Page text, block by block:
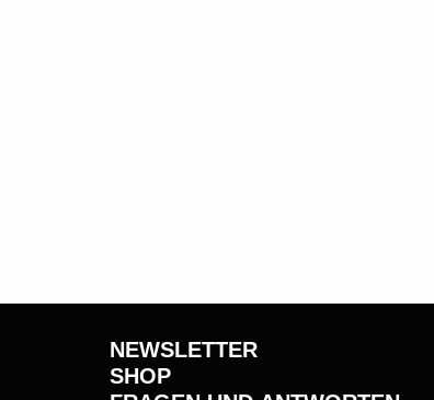
NEWSLETTER
SHOP